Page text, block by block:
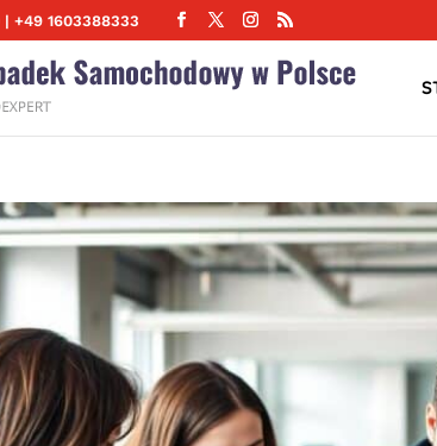
+49 1603388333